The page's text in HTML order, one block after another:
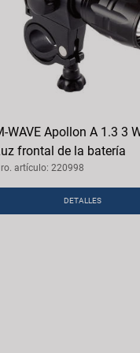
WAVE Apollon A 1.3 3
frontal de la batería
artículo: 220998
DETALLES